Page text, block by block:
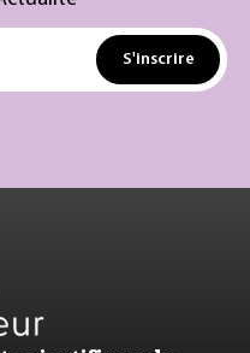
S'inscrire